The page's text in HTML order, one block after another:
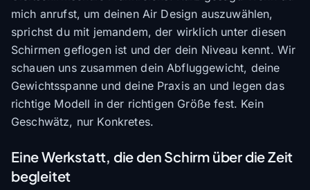
mich anrufst, um deinen Air Design auszuwählen,
sprichst du mit jemandem, der wirklich unter diesen
Schirmen geflogen ist und der dein Niveau kennt. Wir
schauen uns zusammen dein Abfluggewicht, deine
Gewichtsspanne und deine Praxis an und legen das
richtige Modell in der richtigen Größe fest. Kein
Geschwätz, nur Konkretes.
Eine Werkstatt, die den Schirm über die Zeit
begleitet